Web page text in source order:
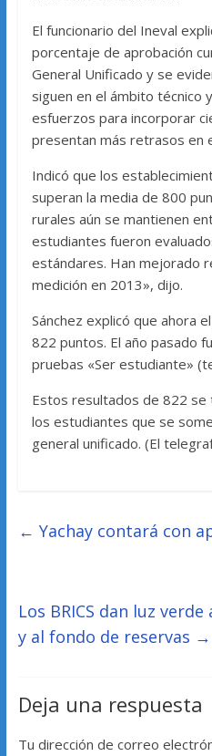
El funcionario del Ineval
porcentaje de aprobación
General Unificado y se
siguen en el ámbito técnico
esfuerzos para incorporar
presentan más retrasos en
Indicó que los
superan la media de 800
rurales aún se mantienen
estudiantes fueron
estándares. Han mejorado
medición en 2013», dijo.
Sánchez explicó que ahora
822 puntos. El año pasado
pruebas «Ser estudiante»
Estos resultados de 822
los estudiantes que se
general unificado. (El
← Yachay contará con
Los BRICS dan luz
y al fondo de reservas →
Deja una respuesta
Tu dirección de correo